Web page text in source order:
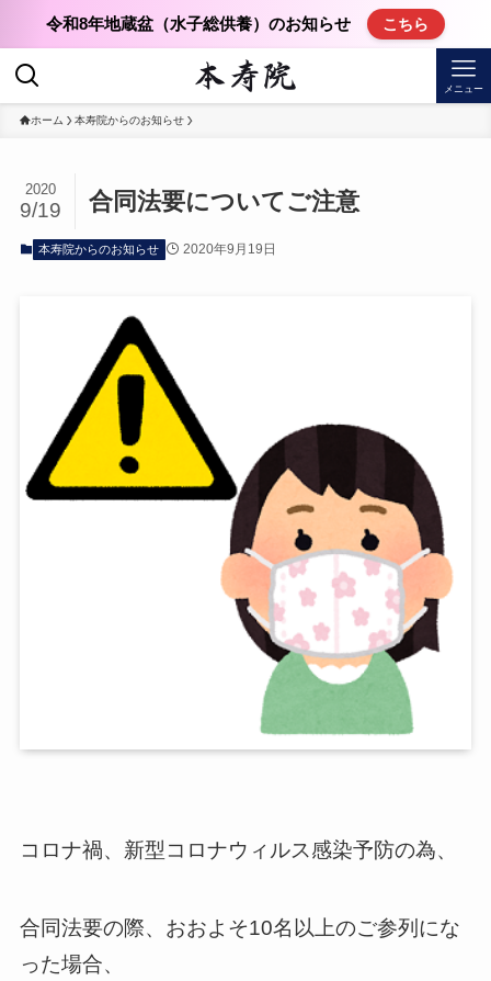
令和8年地蔵盆（水子総供養）のお知らせ こちら
メニュー
ホーム 本寿院からのお知らせ
合同法要についてご注意
2020
9/19
本寿院からのお知らせ 2020年9月19日
コロナ禍、新型コロナウィルス感染予防の為、
合同法要の際、おおよそ10名以上のご参列にな
った場合、